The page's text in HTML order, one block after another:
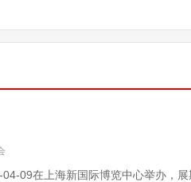
09在上海新国际博览中心举办，